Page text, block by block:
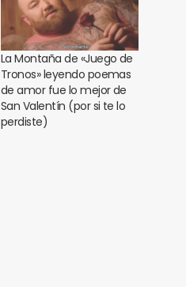
La Montaña de «Juego de
Tronos» leyendo poemas
de amor fue lo mejor de
San Valentín (por si te lo
perdiste)